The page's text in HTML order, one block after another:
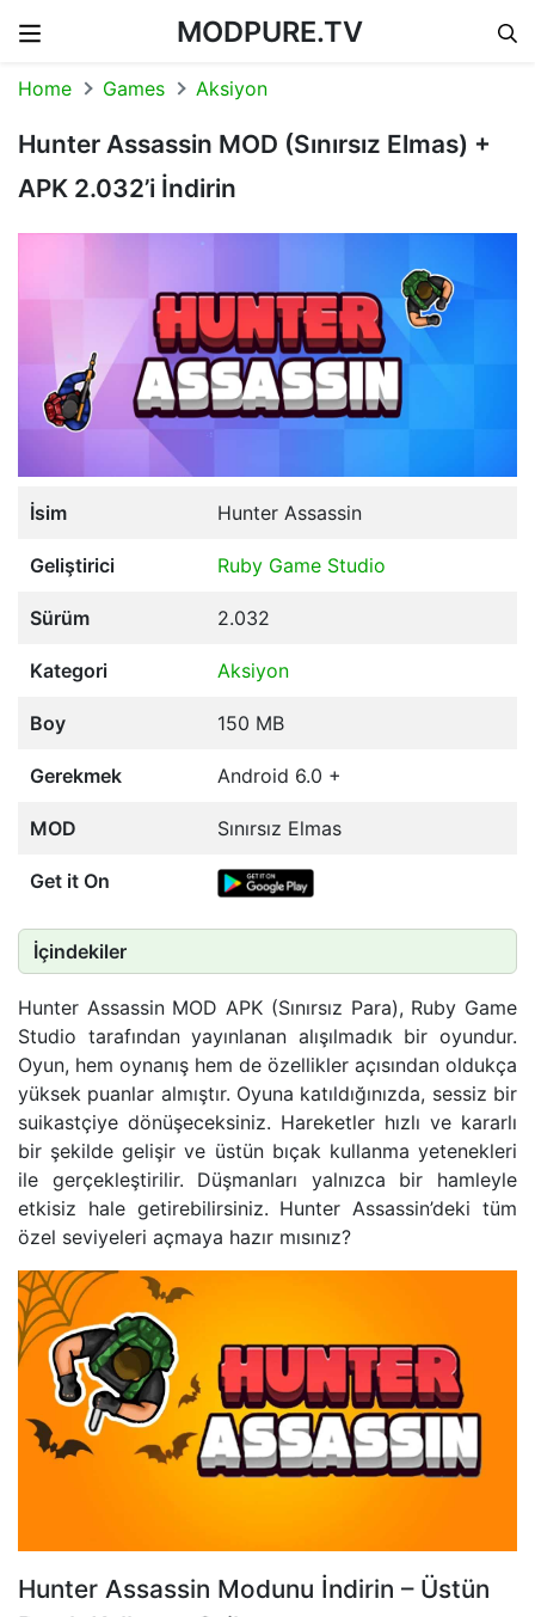
MODPURE.TV
Home Games Aksiyon
Hunter Assassin MOD (Sınırsız Elmas) +
APK 2.032’i İndirin
İsim Hunter Assassin
Geliştirici Ruby Game Studio
Sürüm 2.032
Kategori Aksiyon
Boy 150 MB
Gerekmek Android 6.0 +
MOD Sınırsız Elmas
Get it On
İçindekiler
Hunter Assassin MOD APK (Sınırsız Para), Ruby Game
Studio tarafından yayınlanan alışılmadık bir oyundur.
Oyun, hem oynanış hem de özellikler açısından oldukça
yüksek puanlar almıştır. Oyuna katıldığınızda, sessiz bir
suikastçiye dönüşeceksiniz. Hareketler hızlı ve kararlı
bir şekilde gelişir ve üstün bıçak kullanma yetenekleri
ile gerçekleştirilir. Düşmanları yalnızca bir hamleyle
etkisiz hale getirebilirsiniz. Hunter Assassin’deki tüm
özel seviyeleri açmaya hazır mısınız?
Hunter Assassin Modunu İndirin – Üstün